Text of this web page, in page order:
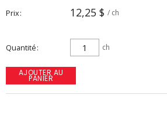
Prix 12,25 $ / ch
Quantité ch
AJOUTER AU
PANIER